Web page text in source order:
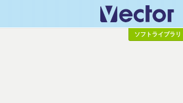
ソフトライブラリ